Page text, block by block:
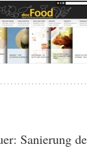
Sanierung